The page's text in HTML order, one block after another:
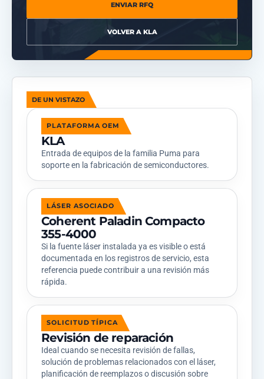
ENVIAR RFQ
VOLVER A KLA
DE UN VISTAZO
PLATAFORMA OEM
KLA
Entrada de equipos de la familia Puma para
soporte en la fabricación de semiconductores.
LÁSER ASOCIADO
Coherent Paladin Compacto
355-4000
Si la fuente láser instalada ya es visible o está
documentada en los registros de servicio, esta
referencia puede contribuir a una revisión más
rápida.
SOLICITUD TÍPICA
Revisión de reparación
Ideal cuando se necesita revisión de fallas,
solución de problemas relacionados con el láser,
planificación de reemplazos o discusión sobre